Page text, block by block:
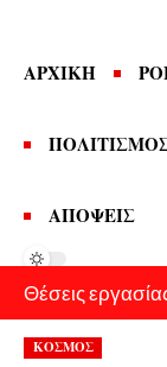
ΑΡΧΙΚΗ
ΑΠΟΨΕΙΣ
Θέσεις
ΚΟΣΜΟΣ